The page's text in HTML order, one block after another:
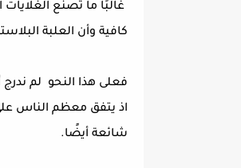
غالبًا ما تصنع
كافية وأن العلبة
فعلى هذا النحو لم ندرج
اذ يتفق معظم الناس
شائعة أيضًا.